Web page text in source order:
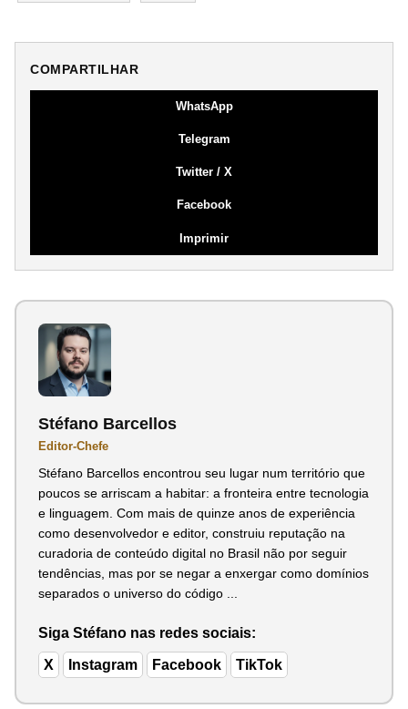
COMPARTILHAR
WhatsApp
Telegram
Twitter / X
Facebook
Imprimir
Stéfano Barcellos
Editor-Chefe
Stéfano Barcellos encontrou seu lugar num território que
poucos se arriscam a habitar: a fronteira entre tecnologia
e linguagem. Com mais de quinze anos de experiência
como desenvolvedor e editor, construiu reputação na
curadoria de conteúdo digital no Brasil não por seguir
tendências, mas por se negar a enxergar como domínios
separados o universo do código ...
Siga Stéfano nas redes sociais:
X Instagram Facebook TikTok